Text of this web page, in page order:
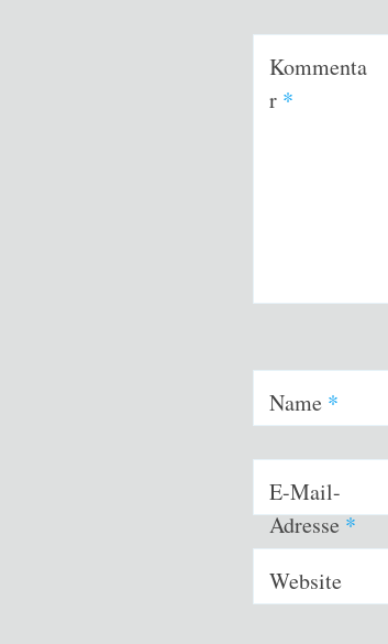
Kommenta
r *
Name *
E-Mail-
Adresse*
Website